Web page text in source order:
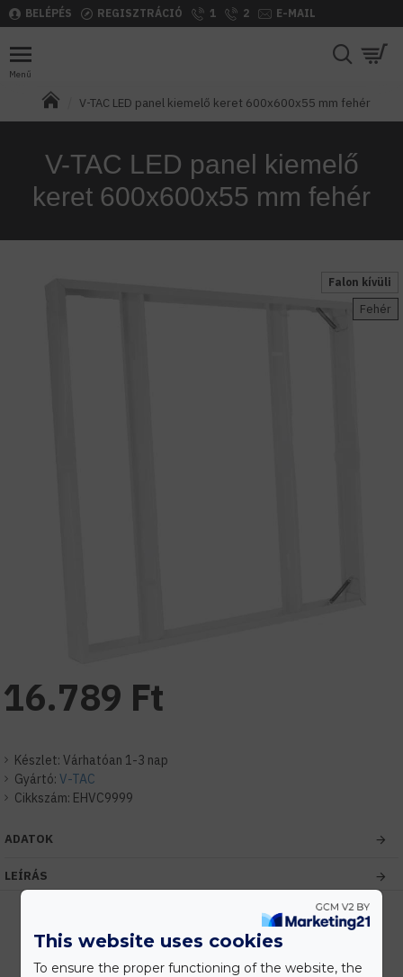
BELÉPÉS REGISZTRÁCIÓ 1 2 E-MAIL
V-TAC LED panel kiemelő keret 600x600x55 mm fehér
V-TAC LED panel kiemelő
keret 600x600x55 mm fehér
Falon kívüli
Fehér
Készlet: Várhatóan 1-3 nap
Gyártó: V-TAC
Cikkszám: EHVC9999
16.789 Ft
ADATOK
LEÍRÁS
Kedvezmények
This website uses cookies
To ensure the proper functioning of the website, the